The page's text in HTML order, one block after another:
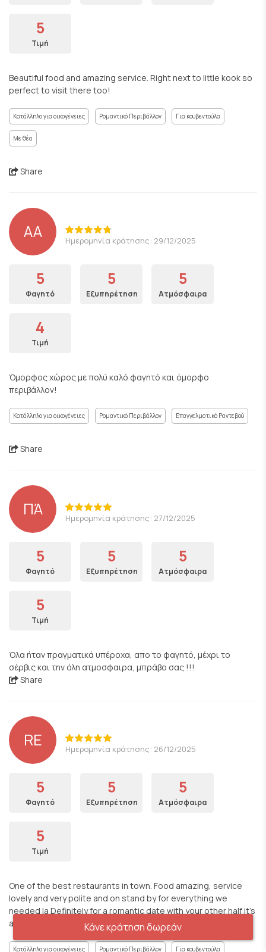
5
Τιμή
Beautiful food and amazing service. Right next to little kook so
perfect to visit there too!
Κατάλληλο για οικογένειες Ρομαντικό Περιβάλλον Για κουβεντούλα
Με θέα
Share
AA Ημερομηνία κράτησης: 29/12/2025
5
Φαγητό
5
Εξυπηρέτηση
5
Ατμόσφαιρα
4
Τιμή
Όμορφος χώρος με πολύ καλό φαγητό και όμορφο
περιβάλλον!
Κατάλληλο για οικογένειες Ρομαντικό Περιβάλλον Επαγγελματικό Ραντεβού
Share
ΠΆ Ημερομηνία κράτησης: 27/12/2025
5
Φαγητό
5
Εξυπηρέτηση
5
Ατμόσφαιρα
5
Τιμή
Όλα ήταν πραγματικά υπέροχα, απο το φαγητό, μέχρι το
σέρβις και την όλη ατμοσφαιρα, μπράβο σας !!!
Share
RE Ημερομηνία κράτησης: 26/12/2025
5
Φαγητό
5
Εξυπηρέτηση
5
Ατμόσφαιρα
5
Τιμή
One of the best restaurants in town. Food amazing, service
lovely and very polite and on stand by for everything we
needed la Definitely for a romantic date with your other half it’s
a great choice.
Κατάλληλο για οικογένειες Ρομαντικό Περιβάλλον Για κουβεντούλα
Κάνε κράτηση δωρεάν